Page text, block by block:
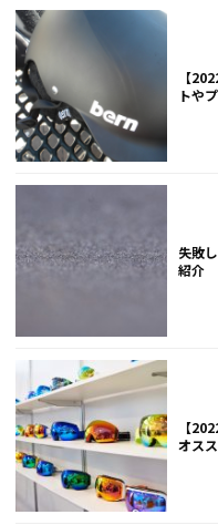
【
トや
失敗
紹介
【
オス